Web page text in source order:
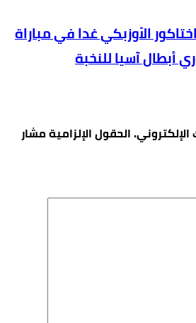
الأوزبكي غدا في مباراة
أبطال آسيا للنخبة
الحقول الإلزامية مشار